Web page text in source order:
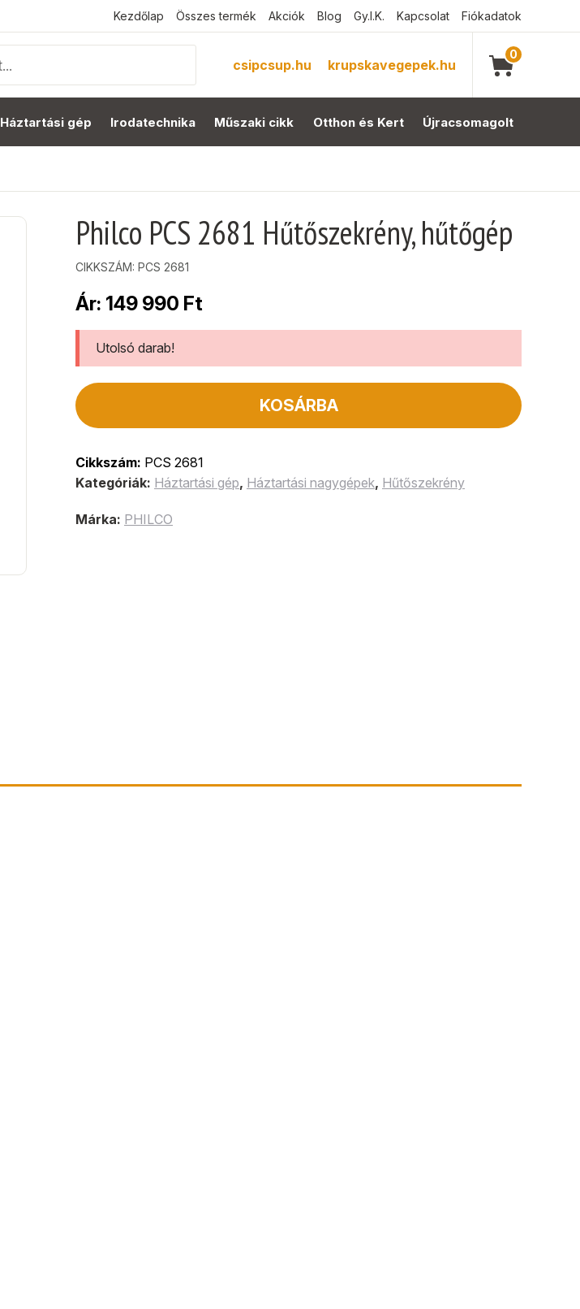
Kezdőlap Összes termék Akciók Blog Gy.I.K. Kapcsolat Fiókadatok
csipcsup.hu krupskavegepek.hu
0
Háztartási gép Irodatechnika Műszaki cikk Otthon és Kert Újracsomagolt
Philco PCS 2681 Hűtőszekrény, hűtőgép
CIKKSZÁM: PCS 2681
Ár: 149 990 Ft
Utolsó darab!
KOSÁRBA
Cikkszám: PCS 2681
Kategóriák: Háztartási gép, Háztartási nagygépek, Hűtőszekrény
Márka: PHILCO